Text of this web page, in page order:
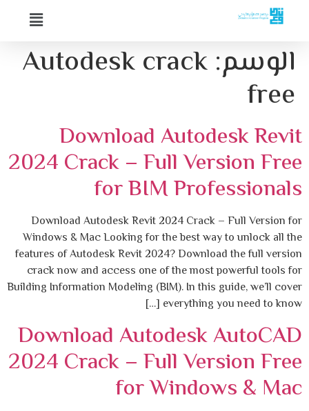
الوسم: Autodesk crack
free
Download Autodesk Revit
2024 Crack – Full Version Free
for BIM Professionals
Download Autodesk Revit 2024 Crack – Full Version for
Windows & Mac Looking for the best way to unlock all the
features of Autodesk Revit 2024? Download the full version
crack now and access one of the most powerful tools for
Building Information Modeling (BIM). In this guide, we’ll cover
everything you need to know […]
Download Autodesk AutoCAD
2024 Crack – Full Version Free
for Windows & Mac